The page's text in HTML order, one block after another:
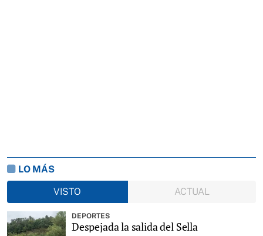
LO MÁS
VISTO
ACTUAL
DEPORTES
Despejada la salida del Sella